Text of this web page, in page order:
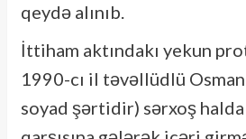
qeydə alınıb.
İttiham aktındakı yekun
1990-cı il təvəllüdlü
soyad şərtidir) sərxoş halda